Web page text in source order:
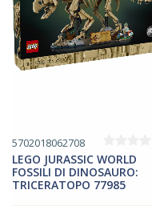
5702018062708
LEGO JURASSIC WORLD
FOSSILI DI DINOSAURO:
TRICERATOPO 77985